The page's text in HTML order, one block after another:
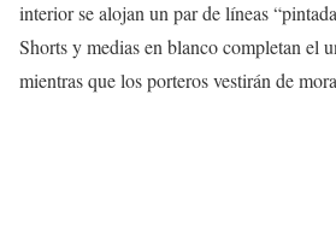
interior se alojan un par de líneas
Shorts y medias en blanco completan el
mientras que los porteros vestirán de